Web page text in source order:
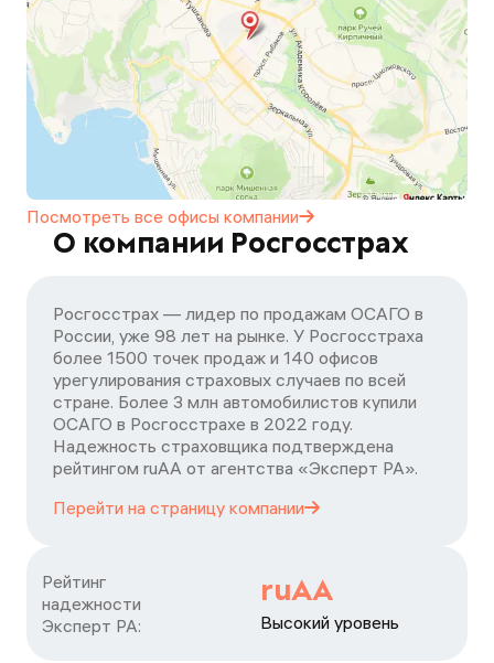
Посмотреть все офисы компании
О компании Росгосстрах
Росгосстрах — лидер по продажам ОСАГО в
России, уже 98 лет на рынке. У Росгосстраха
более 1500 точек продаж и 140 офисов
урегулирования страховых случаев по всей
стране. Более 3 млн автомобилистов купили
ОСАГО в Росгосстрахе в 2022 году.
Надежность страховщика подтверждена
рейтингом ruАА от агентства «Эксперт РА».
Перейти на страницу компании
Рейтинг
надежности
Эксперт РА:
ruAA
Высокий уровень